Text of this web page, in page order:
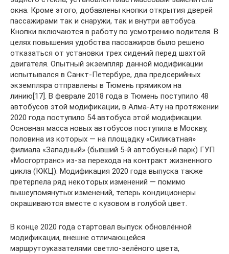
окна. Кроме этого, добавлены кнопки открытия дверей
пассажирами так и снаружи, так и внутри автобуса.
Кнопки включаются в работу по усмотрению водителя. В
целях повышения удобства пассажиров было решено
отказаться от установки трех сидений перед шахтой
двигателя. Опытный экземпляр данной модификации
испытывался в Санкт-Петербуре, два предсерийных
экземпляра отправлены в Тюмень прямиком на
линию[17]. В феврале 2018 года в Тюмень поступило 48
автобусов этой модификации, в Алма-Ату на протяжении
2020 года поступило 54 автобуса этой модификации.
Основная масса новых автобусов поступила в Москву,
половина из которых — на площадку «Силикатная»
филиала «Западный» (бывший 5-й автобусный парк) ГУП
«Мосгортранс» из-за перехода на контракт жизненного
цикла (КЖЦ). Модификация 2020 года выпуска также
претерпела ряд некоторых изменений — помимо
вышеупомянутых изменений, теперь кондиционеры
окрашиваются вместе с кузовом в голубой цвет.
В конце 2020 года стартовал выпуск обновлённой
модификации, внешне отличающейся
маршрутоуказателями светло-зелёного цвета,